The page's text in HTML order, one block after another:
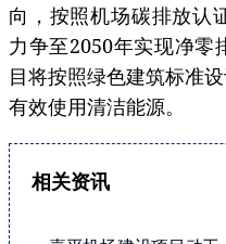
向，按照机场碳排放认
力争至2050年实现净零
目将按照绿色建筑标准
有效使用清洁能源。
相关资讯